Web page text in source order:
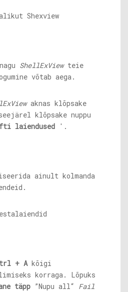
ShellExViewteie
võtab aega.
aknas klõpsake
klõpsake nuppu
laiendused '.
ainult kolmanda
+ Akõigi
korraga. Lõpuks
täpp ”Nupu all“ Fail